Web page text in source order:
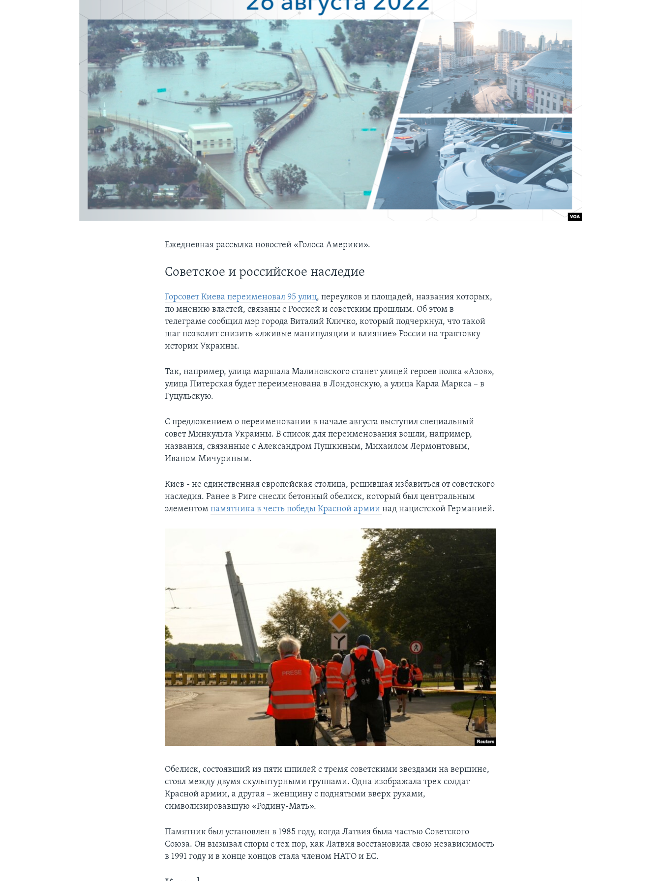
Ежедневная рассылка новостей «Голоса Америки».
Советское и российское наследие
Горсовет Киева переименовал 95 улиц, переулков и площадей, названия которых,
по мнению властей, связаны с Россией и советским прошлым. Об этом в
телеграме сообщил мэр города Виталий Кличко, который подчеркнул, что такой
шаг позволит снизить «лживые манипуляции и влияние» России на трактовку
истории Украины.
Так, например, улица маршала Малиновского станет улицей героев полка «Азов»,
улица Питерская будет переименована в Лондонскую, а улица Карла Маркса – в
Гуцульскую.
С предложением о переименовании в начале августа выступил специальный
совет Минкульта Украины. В список для переименования вошли, например,
названия, связанные с Александром Пушкиным, Михаилом Лермонтовым,
Иваном Мичуриным.
Киев - не единственная европейская столица, решившая избавиться от советского
наследия. Ранее в Риге снесли бетонный обелиск, который был центральным
элементомпамятника в честь победы Красной армиинад нацистской Германией.
Обелиск, состоявший из пяти шпилей с тремя советскими звездами на вершине,
стоял между двумя скульптурными группами. Одна изображала трех солдат
Красной армии, а другая – женщину с поднятыми вверх руками,
символизировавшую «Родину-Мать».
Памятник был установлен в 1985 году, когда Латвия была частью Советского
Союза. Он вызывал споры с тех пор, как Латвия восстановила свою независимость
в 1991 году и в конце концов стала членом НАТО и ЕС.